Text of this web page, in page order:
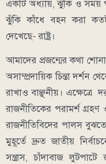
একটি অধ্যায়, ঝুঁকি ও
ঝুঁকি কাঁধে বহন করা
দেখেছে- রাষ্ট্র।
আমাদের প্রজন্মের কথা
অসাম্প্রদায়িক চিন্তা দর্শন
রাখাও বাঞ্ছনীয়। এক্ষেত্রে
রাজনীতিকের পরামর্শ গ্রহণ
রাজনীতিবিদের পালস
মুহূর্তে দ্রুত জাতীয়
সন্ত্রাস, চাঁদাবাজ